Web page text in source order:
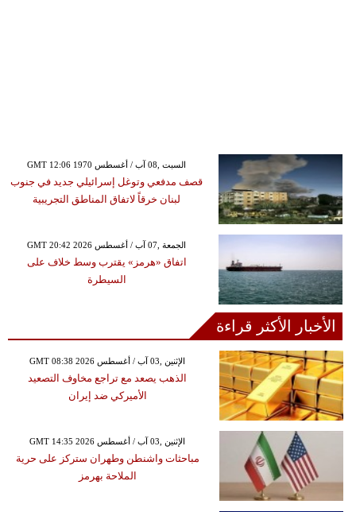
GMT 12:06 1970 السبت ,08 آب / أغسطس
قصف مدفعي وتوغل إسرائيلي جديد في جنوب
لبنان خرقاً لاتفاق المناطق التجريبية
GMT 20:42 2026 الجمعة ,07 آب / أغسطس
اتفاق «هرمز» يقترب وسط خلاف على
السيطرة
الأخبار الأكثر قراءة
GMT 08:38 2026 الإثنين ,03 آب / أغسطس
الذهب يصعد مع تراجع مخاوف التصعيد
الأميركي ضد إيران
GMT 14:35 2026 الإثنين ,03 آب / أغسطس
مباحثات واشنطن وطهران ستركز على حرية
الملاحة بهرمز